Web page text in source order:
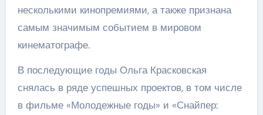
несколькими кинопремиями, а также признана
самым значимым событием в мировом
кинематографе.
В последующие годы Ольга Красковская
снялась в ряде успешных проектов, в том числе
в фильме «Молодежные годы» и «Снайпер: